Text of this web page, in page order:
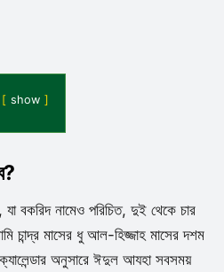
show
বকরিদ নামেও পরিচিত, দুই থেকে চার
চান্দ্র মাসের ধু আল-হিজ্জাহ মাসের দশম
অনুসারে ঈদুল আযহা সবসময়